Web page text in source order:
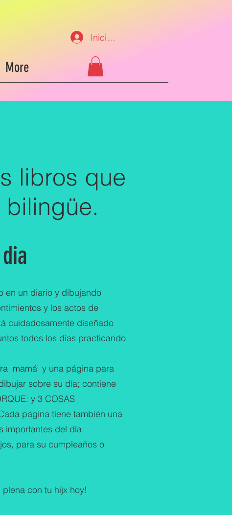
More
Iniciar sesión
libros que
en un diario y dibujando
y los actos de
cuidadosamente diseñado
todos los días practicando
"mamá" y una página para
sobre su día; contiene
y 3 COSAS
página tiene también una
importantes del día.
para su cumpleaños o
con tu hijx hoy!